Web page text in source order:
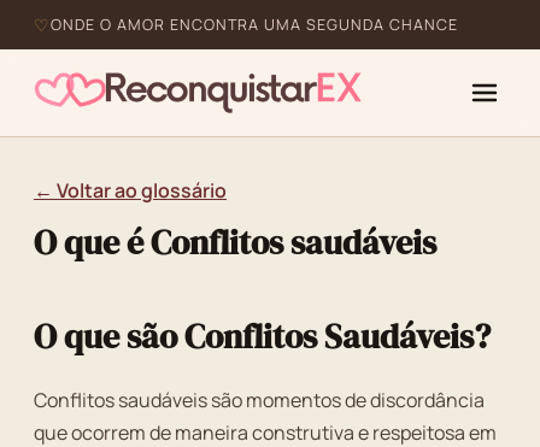
ONDE O AMOR ENCONTRA UMA SEGUNDA CHANCE
← Voltar ao glossário
O que é Conflitos saudáveis
O que são Conflitos Saudáveis?
Conflitos saudáveis são momentos de discordância
que ocorrem de maneira construtiva e respeitosa em